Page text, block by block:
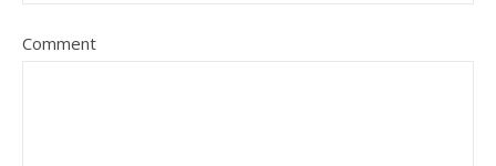
Comment